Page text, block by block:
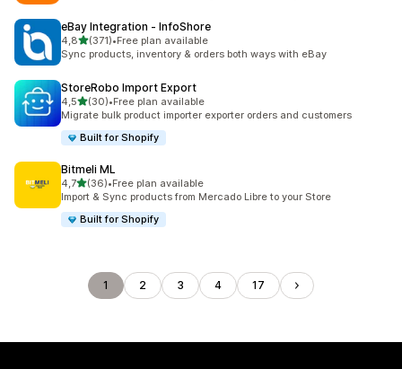
eBay Integration ‑ InfoShore
4,8av 5 stjerner
(371)
Totalt 371 omtaler
•Free plan available
Sync products, inventory & orders both ways with eBay
StoreRobo Import Export
4,5av 5 stjerner
(30)
Totalt 30 omtaler
•Free plan available
Migrate bulk product importer exporter orders and customers
Built for Shopify
Bitmeli ML
4,7av 5 stjerner
(36)
Totalt 36 omtaler
•Free plan available
Import & Sync products from Mercado Libre to your Store
Built for Shopify
1 2 3 4 17